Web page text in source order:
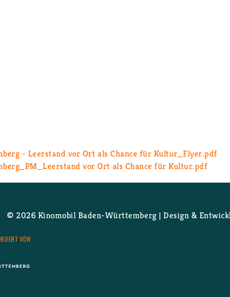
- Leer­stand vor Ort als Chan­ce für Kul­tur_Fly­er.pdf
vor Ort als Chan­ce für Kul­tur.pdf
© 2026 Ki­no­mo­bil Ba­den-Würt­tem­berg | De­sign &
VON